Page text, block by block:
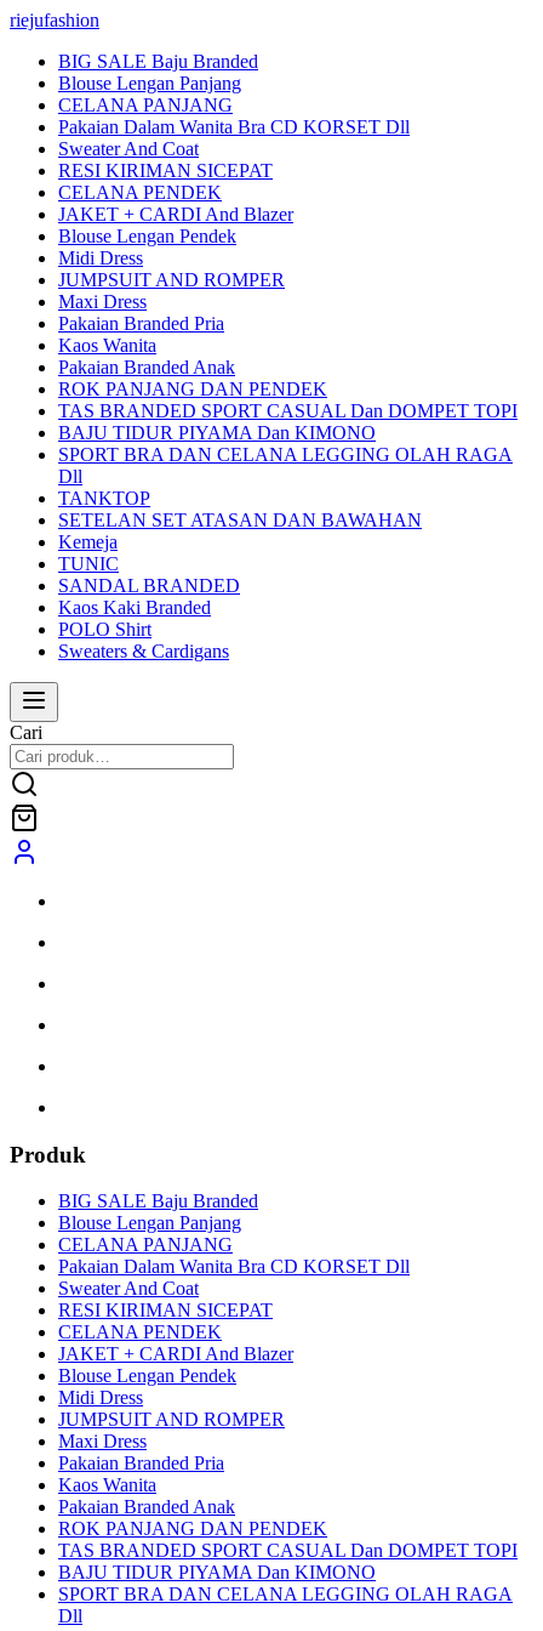
riejufashion
BIG SALE Baju Branded
Blouse Lengan Panjang
CELANA PANJANG
Pakaian Dalam Wanita Bra CD KORSET Dll
Sweater And Coat
RESI KIRIMAN SICEPAT
CELANA PENDEK
JAKET + CARDI And Blazer
Blouse Lengan Pendek
Midi Dress
JUMPSUIT AND ROMPER
Maxi Dress
Pakaian Branded Pria
Kaos Wanita
Pakaian Branded Anak
ROK PANJANG DAN PENDEK
TAS BRANDED SPORT CASUAL Dan DOMPET TOPI
BAJU TIDUR PIYAMA Dan KIMONO
SPORT BRA DAN CELANA LEGGING OLAH RAGA
Dll
TANKTOP
SETELAN SET ATASAN DAN BAWAHAN
Kemeja
TUNIC
SANDAL BRANDED
Kaos Kaki Branded
POLO Shirt
Sweaters & Cardigans
Cari
Produk
BIG SALE Baju Branded
Blouse Lengan Panjang
CELANA PANJANG
Pakaian Dalam Wanita Bra CD KORSET Dll
Sweater And Coat
RESI KIRIMAN SICEPAT
CELANA PENDEK
JAKET + CARDI And Blazer
Blouse Lengan Pendek
Midi Dress
JUMPSUIT AND ROMPER
Maxi Dress
Pakaian Branded Pria
Kaos Wanita
Pakaian Branded Anak
ROK PANJANG DAN PENDEK
TAS BRANDED SPORT CASUAL Dan DOMPET TOPI
BAJU TIDUR PIYAMA Dan KIMONO
SPORT BRA DAN CELANA LEGGING OLAH RAGA
Dll